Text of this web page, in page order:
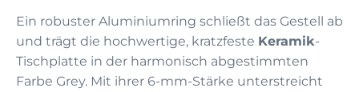
Ein robuster Aluminiumring schließt das Gestell ab
und trägt die hochwertige, kratzfeste Keramik-
Tischplatte in der harmonisch abgestimmten
Farbe Grey. Mit ihrer 6-mm-Stärke unterstreicht